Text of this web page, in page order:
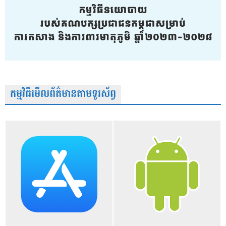
កម្មវិធីមើលព័ត៌មានតាមទូរស័ព្វ